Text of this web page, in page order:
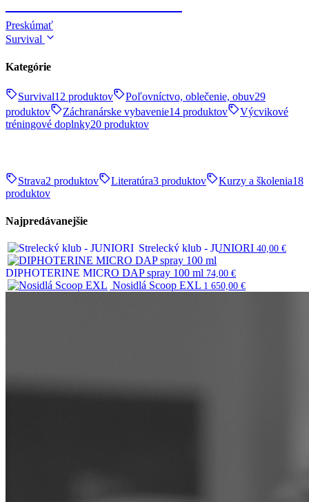
Preskúmať
Survival
Kategórie
Survival12 produktov Poľovníctvo, oblečenie, obuv29
produktov
Záchranárske vybavenie14 produktov
Výcvikové
tréningové doplnky20 produktov
Strava2 produktov Literatúra3 produktov Kurzy a školenia18
produktov
Najpredávanejšie
Strelecký klub - JUNIORI 40,00 €
DIPHOTERINE MICRO DAP spray 100 ml 74,00 €
Nosidlá Scoop EXL 1 650,00 €